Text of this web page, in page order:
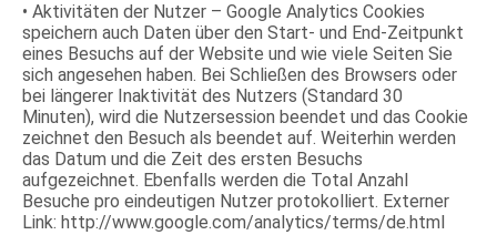
• Aktivitäten der Nutzer – Google Analytics Cookies
speichern auch Daten über den Start- und End-Zeitpunkt
eines Besuchs auf der Website und wie viele Seiten Sie
sich angesehen haben. Bei Schließen des Browsers oder
bei längerer Inaktivität des Nutzers (Standard 30
Minuten), wird die Nutzersession beendet und das Cookie
zeichnet den Besuch als beendet auf. Weiterhin werden
das Datum und die Zeit des ersten Besuchs
aufgezeichnet. Ebenfalls werden die Total Anzahl
Besuche pro eindeutigen Nutzer protokolliert. Externer
Link: http://www.google.com/analytics/terms/de.html